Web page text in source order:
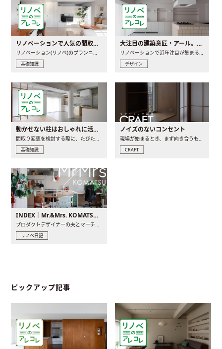
リノベーションで人気の間取りとは？トレンドの間取りと実例を徹底解説
リノベーション(リノベ)のプランニングで一番最初に決めるのは..
基礎知識
大注目の建築意匠・アール。人気の理由と空間に取り入れるポイント
リノベーションで近年注目が集まる建築意匠の一つであるアール..
デザイン
動かせない柱はおしゃれに活用！柱を魅せるリノベーション(リノベ)4選
間取り変更を検討する際に、たびたび皆さんの頭を悩ませる動か..
基礎知識
ノイズのないコンセント
現場が始まるとき、まず向き合うものの一つがコンセントです..
CRAFT
INDEX｜Mr.&Mrs. KOMATSU renovation diary
プロダクトデザイナーの夫とマーチャンダイザーの妻が、夫婦で..
リノベ日記
ピックアップ記事